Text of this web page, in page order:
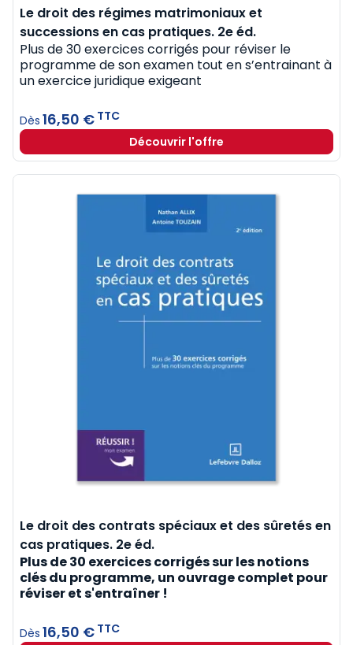
Le droit des régimes matrimoniaux et
successions en cas pratiques. 2e éd.
Plus de 30 exercices corrigés pour réviser le
programme de son examen tout en s’entrainant à
un exercice juridique exigeant
Dès 16,50 € TTC
Découvrir l'offre
Le droit des contrats spéciaux et des sûretés en
cas pratiques. 2e éd.
Plus de 30 exercices corrigés sur les notions
clés du programme, un ouvrage complet pour
réviser et s'entraîner !
Dès 16,50 € TTC